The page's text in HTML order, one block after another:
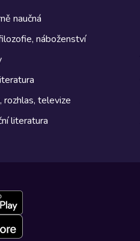
naučná
náboženství
rozhlas, televize
literatura